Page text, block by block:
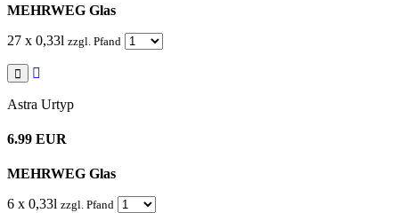
MEHRWEG Glas
27 x 0,33l zzgl. Pfand
Astra Urtyp
6.99 EUR
MEHRWEG Glas
6 x 0,33l zzgl. Pfand